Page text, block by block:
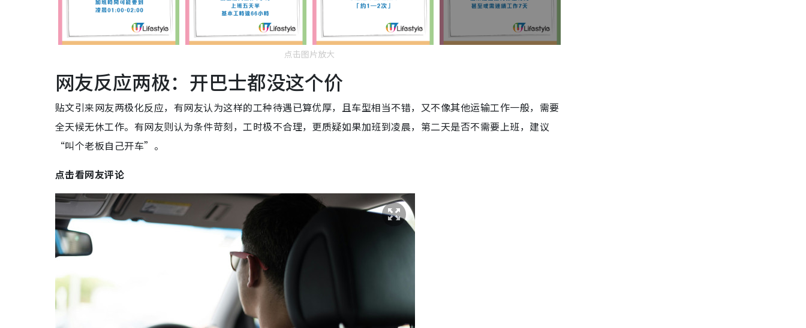
点击图片放大
网友反应两极：开巴士都没这个价
贴文引来网友两极化反应，有网友认为这样的工种待遇已算优厚，且车型相当不错，又不像其他运输工作一般，需要
全天候无休工作。有网友则认为条件苛刻，工时极不合理，更质疑如果加班到凌晨，第二天是否不需要上班，建议
“叫个老板自己开车”。
点击看网友评论